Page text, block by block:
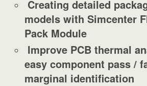
Creating detailed
models with Simcenter
Pack Module
Improve PCB thermal
easy component pass /
marginal identification